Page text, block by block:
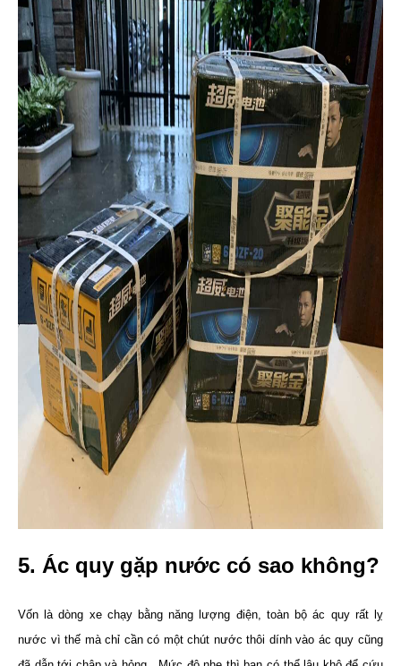
5. Ác quy gặp nước có sao không?
Vốn là dòng xe chạy bằng năng lượng điện, toàn bộ ác quy rất lỵ
nước vì thế mà chỉ cần có một chút nước thôi dính vào ác quy cũng